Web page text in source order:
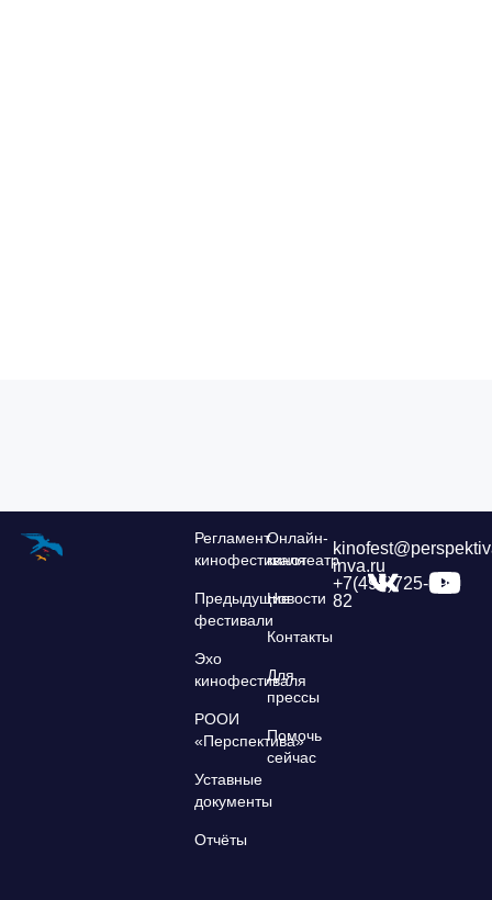
Регламент
кинофестиваля
Предыдущие
фестивали
Эхо
кинофестиваля
РООИ
«Перспектива»
Уставные
документы
Отчёты
Онлайн-
кинотеатр
Новости
Контакты
Для
прессы
Помочь
сейчас
inva.ru
+7(495)725-39-
82